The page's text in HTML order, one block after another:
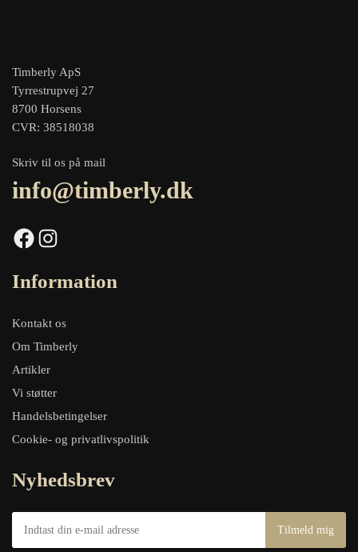
Timberly ApS
Tyrrestrupvej 27
8700 Horsens
CVR: 38518038
Skriv til os på mail
info@timberly.dk
Facebook Instagram
Information
Kontakt os
Om Timberly
Artikler
Vi støtter
Handelsbetingelser
Cookie- og privatlivspolitik
Nyhedsbrev